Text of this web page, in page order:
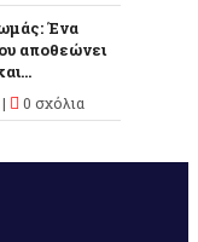
Ένα
αποθεώνει
0 σχόλια